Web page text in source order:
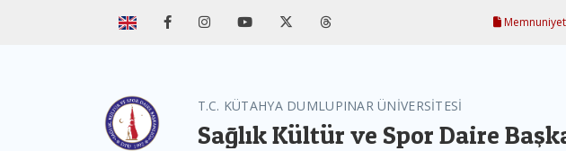
T.C. KÜTAHYA DUMLUPINAR ÜNİVERSİTESİ
Sağlık Kültür ve Spor Daire